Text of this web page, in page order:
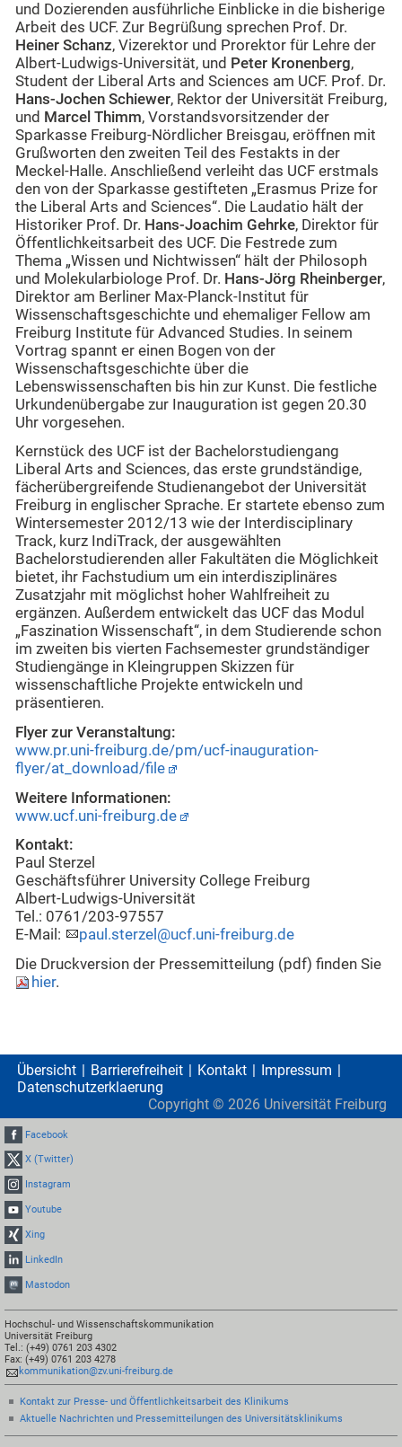
und Dozierenden ausführliche Einblicke in die bisherige
Arbeit des UCF. Zur Begrüßung sprechen Prof. Dr.
Heiner Schanz, Vizerektor und Prorektor für Lehre der
Albert-Ludwigs-Universität, und Peter Kronenberg,
Student der Liberal Arts and Sciences am UCF. Prof. Dr.
Hans-Jochen Schiewer, Rektor der Universität Freiburg,
und Marcel Thimm, Vorstandsvorsitzender der
Sparkasse Freiburg-Nördlicher Breisgau, eröffnen mit
Grußworten den zweiten Teil des Festakts in der
Meckel-Halle. Anschließend verleiht das UCF erstmals
den von der Sparkasse gestifteten „Erasmus Prize for
the Liberal Arts and Sciences“. Die Laudatio hält der
Historiker Prof. Dr. Hans-Joachim Gehrke, Direktor für
Öffentlichkeitsarbeit des UCF. Die Festrede zum
Thema „Wissen und Nichtwissen“ hält der Philosoph
und Molekularbiologe Prof. Dr. Hans-Jörg Rheinberger,
Direktor am Berliner Max-Planck-Institut für
Wissenschaftsgeschichte und ehemaliger Fellow am
Freiburg Institute für Advanced Studies. In seinem
Vortrag spannt er einen Bogen von der
Wissenschaftsgeschichte über die
Lebenswissenschaften bis hin zur Kunst. Die festliche
Urkundenübergabe zur Inauguration ist gegen 20.30
Uhr vorgesehen.
Kernstück des UCF ist der Bachelorstudiengang
Liberal Arts and Sciences, das erste grundständige,
fächerübergreifende Studienangebot der Universität
Freiburg in englischer Sprache. Er startete ebenso zum
Wintersemester 2012/13 wie der Interdisciplinary
Track, kurz IndiTrack, der ausgewählten
Bachelorstudierenden aller Fakultäten die Möglichkeit
bietet, ihr Fachstudium um ein interdisziplinäres
Zusatzjahr mit möglichst hoher Wahlfreiheit zu
ergänzen. Außerdem entwickelt das UCF das Modul
„Faszination Wissenschaft“, in dem Studierende schon
im zweiten bis vierten Fachsemester grundständiger
Studiengänge in Kleingruppen Skizzen für
wissenschaftliche Projekte entwickeln und
präsentieren.
Flyer zur Veranstaltung:
www.pr.uni-freiburg.de/pm/ucf-inauguration-
flyer/at_download/file
Weitere Informationen:
www.ucf.uni-freiburg.de
Kontakt:
Paul Sterzel
Geschäftsführer University College Freiburg
Albert-Ludwigs-Universität
Tel.: 0761/203-97557
E-Mail:
paul.sterzel@ucf.uni-freiburg.de
Die Druckversion der Pressemitteilung (pdf) finden Sie
hier.
Übersicht Barrierefreiheit Kontakt
Impressum
Datenschutzerklaerung
Copyright © 2026 Universität Freiburg
Facebook
X (Twitter)
Instagram
Youtube
Xing
LinkedIn
Mastodon
Hochschul- und Wissenschaftskommunikation
Universität Freiburg
Tel.: (+49) 0761 203 4302
Fax: (+49) 0761 203 4278
kommunikation@zv.uni-freiburg.de
Kontakt zur Presse- und Öffentlichkeitsarbeit des Klinikums
Aktuelle Nachrichten und Pressemitteilungen des Universitätsklinikums